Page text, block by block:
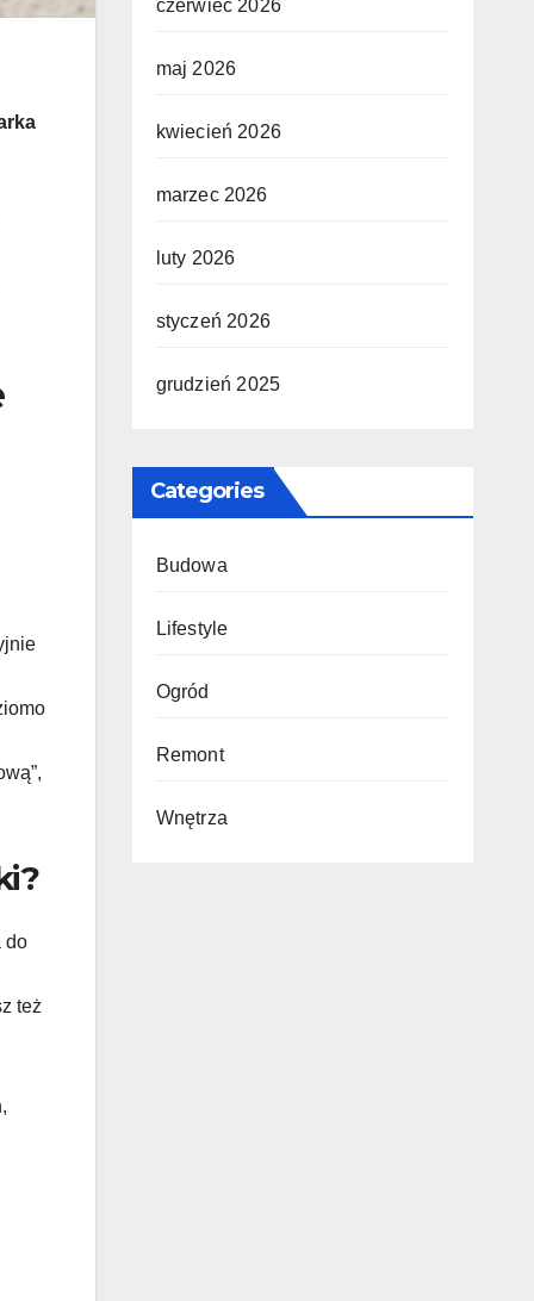
do
też
czerwiec 2026
maj 2026
kwiecień 2026
marzec 2026
luty 2026
styczeń 2026
grudzień 2025
Categories
Budowa
Lifestyle
Ogród
Remont
Wnętrza